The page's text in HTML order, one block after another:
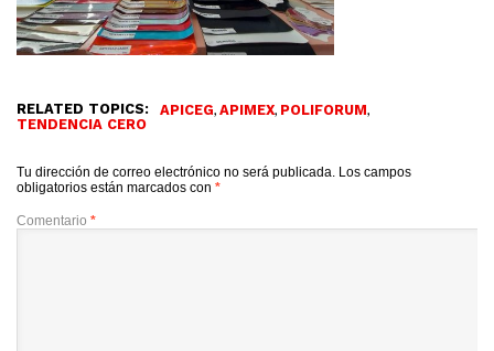
RELATED TOPICS: APICEG, APIMEX, POLIFORUM,
TENDENCIA CERO
Tu dirección de correo electrónico no será publicada. Los campos
obligatorios están marcados con *
Comentario *